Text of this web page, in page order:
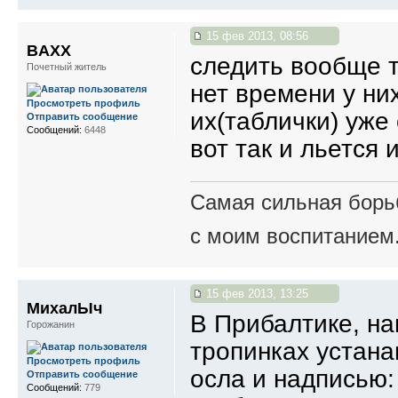
15 фев 2013, 08:56
следить вообще
нет времени у
их(таблички)
вот так и льется
Самая сильная
с моим
BAXX
Почетный житель
Просмотреть профиль
Отправить сообщение
Сообщений: 6448
15 фев 2013, 13:25
В Прибалтике,
тропинках
осла и
МихалЫч
Горожанин
Просмотреть профиль
Отправить сообщение
Сообщений: 779